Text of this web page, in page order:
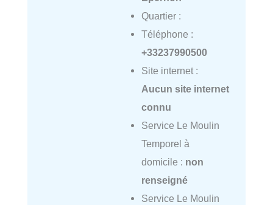
Quartier :
Téléphone :
+33237990500
Site internet :
Aucun site internet
connu
Service Le Moulin
Temporel à
domicile : non
renseigné
Service Le Moulin